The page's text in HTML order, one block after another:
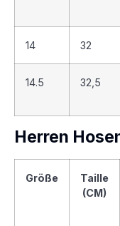
14 32
14.5 32,5
Herren
Größe
Taille
(CM)